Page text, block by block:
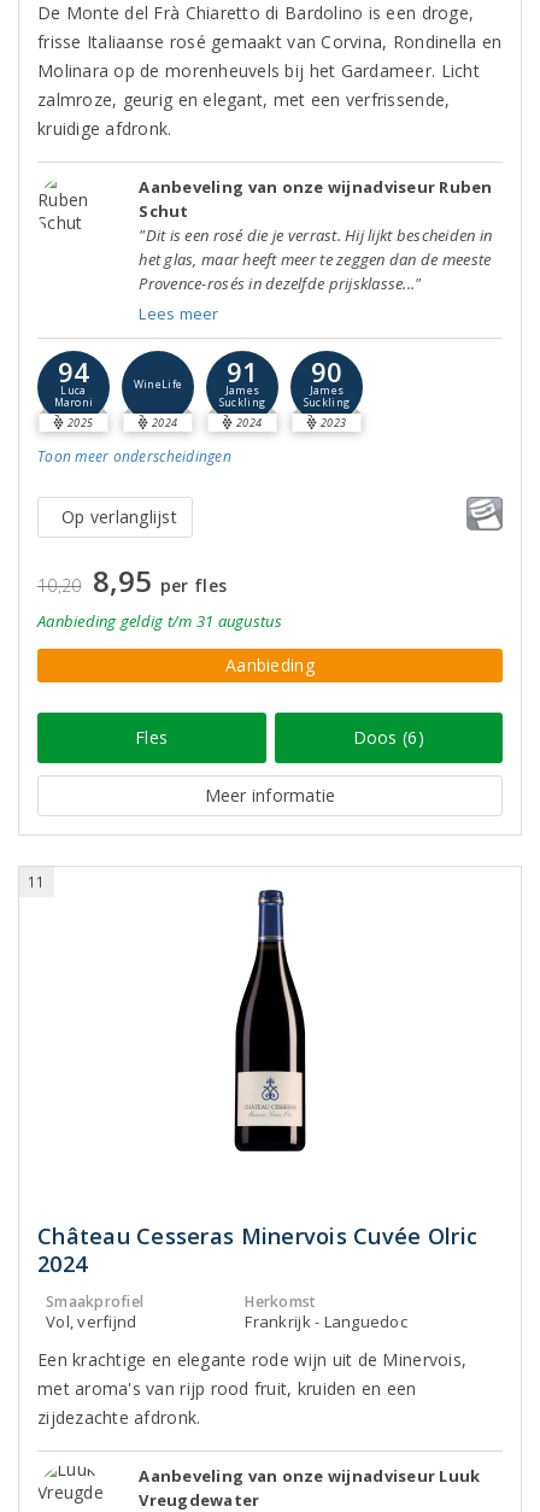
De Monte del Frà Chiaretto di Bardolino is een droge,
frisse Italiaanse rosé gemaakt van Corvina, Rondinella en
Molinara op de morenheuvels bij het Gardameer. Licht
zalmroze, geurig en elegant, met een verfrissende,
kruidige afdronk.
Aanbeveling van onze wijnadviseur Ruben
Schut
"Dit is een rosé die je verrast. Hij lijkt bescheiden in
het glas, maar heeft meer te zeggen dan de meeste
Provence-rosés in dezelfde prijsklasse..."
Lees meer
94
Luca
Maroni
2025
WineLife
2024
91
James
Suckling
2024
90
James
Suckling
2023
Toon meer onderscheidingen
Op verlanglijst
10,20 8,95 per fles
Aanbieding geldig t/m 31 augustus
Aanbieding
Fles Doos (6)
Meer informatie
11
Château Cesseras Minervois Cuvée Olric
2024
Smaakprofiel
Vol, verfijnd
Herkomst
Frankrijk - Languedoc
Een krachtige en elegante rode wijn uit de Minervois,
met aroma's van rijp rood fruit, kruiden en een
zijdezachte afdronk.
Aanbeveling van onze wijnadviseur Luuk
Vreugdewater